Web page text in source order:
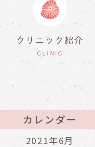
クリニック紹介
CLINIC
カレンダー
2021年6月